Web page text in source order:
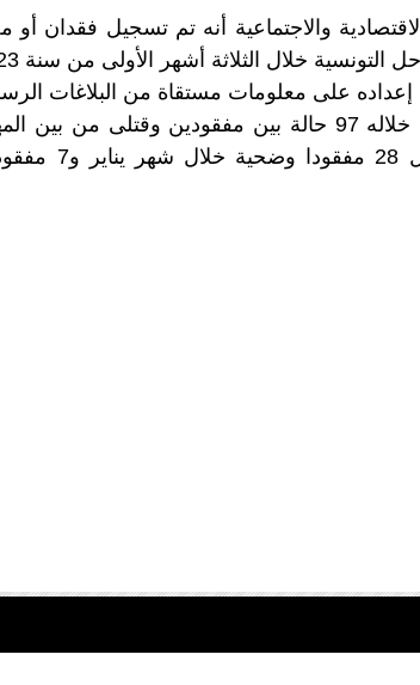
خلال الثلاثة أشهر الأولى من سنة 2023.
على معلومات مستقاة من البلاغات
أن شهر مارس الحالي سجلت خلاله 97 حالة بين مفقودين
على السواحل